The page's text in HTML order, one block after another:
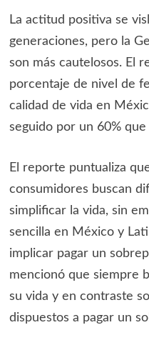
La actitud positiva se
generaciones, pero la
son más cautelosos. El
porcentaje de nivel de
calidad de vida en
seguido por un 60%
El reporte puntualiza
consumidores buscan
simplificar la vida, sin
sencilla en México y
implicar pagar un
mencionó que siempre
su vida y en contraste
dispuestos a pagar un